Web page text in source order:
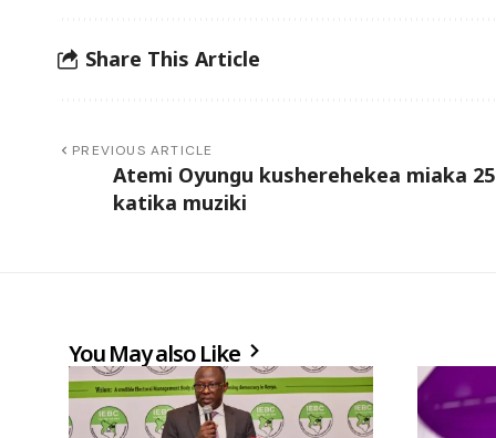
Share This Article
PREVIOUS ARTICLE
Atemi Oyungu kusherehekea miaka 25
katika muziki
You May also Like